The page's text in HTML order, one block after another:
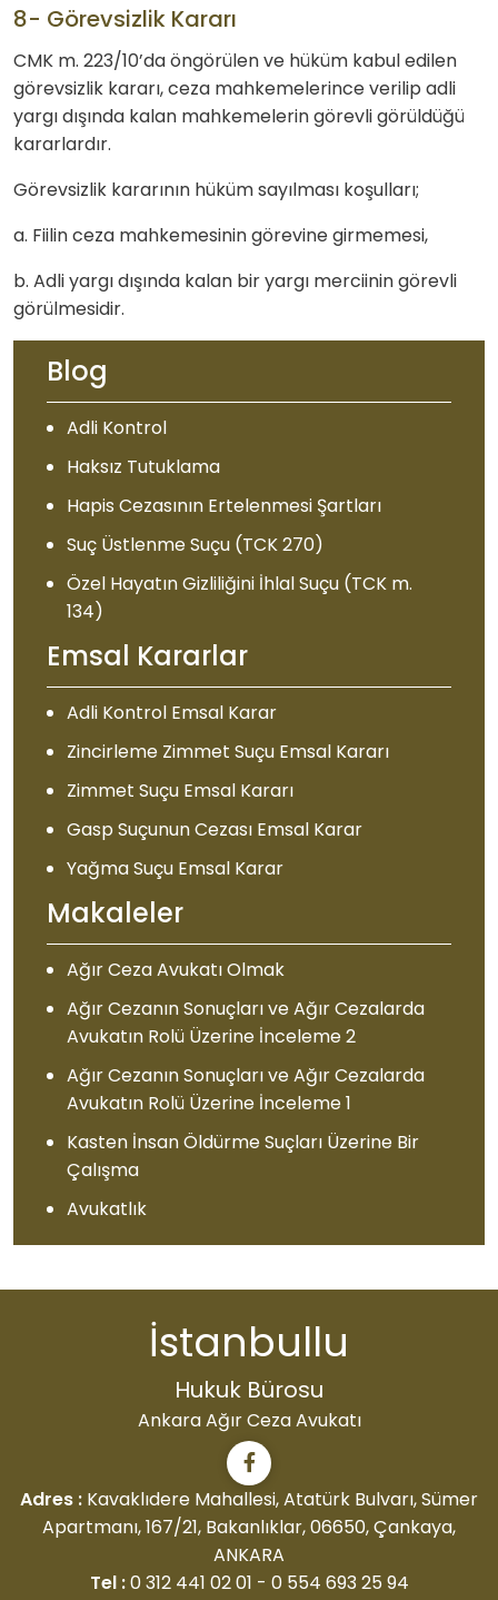
8- Görevsizlik Kararı
CMK m. 223/10’da öngörülen ve hüküm kabul edilen
görevsizlik kararı, ceza mahkemelerince verilip adli
yargı dışında kalan mahkemelerin görevli görüldüğü
kararlardır.
Görevsizlik kararının hüküm sayılması koşulları;
a. Fiilin ceza mahkemesinin görevine girmemesi,
b. Adli yargı dışında kalan bir yargı merciinin görevli
görülmesidir.
Blog
Adli Kontrol
Haksız Tutuklama
Hapis Cezasının Ertelenmesi Şartları
Suç Üstlenme Suçu (TCK 270)
Özel Hayatın Gizliliğini İhlal Suçu (TCK m.
134)
Emsal Kararlar
Adli Kontrol Emsal Karar
Zincirleme Zimmet Suçu Emsal Kararı
Zimmet Suçu Emsal Kararı
Gasp Suçunun Cezası Emsal Karar
Yağma Suçu Emsal Karar
Makaleler
Ağır Ceza Avukatı Olmak
Ağır Cezanın Sonuçları ve Ağır Cezalarda
Avukatın Rolü Üzerine İnceleme 2
Ağır Cezanın Sonuçları ve Ağır Cezalarda
Avukatın Rolü Üzerine İnceleme 1
Kasten İnsan Öldürme Suçları Üzerine Bir
Çalışma
Avukatlık
İstanbullu
Hukuk Bürosu
Ankara Ağır Ceza Avukatı
Adres : Kavaklıdere Mahallesi, Atatürk Bulvarı,Sümer
Apartmanı, 167/21, Bakanlıklar, 06650, Çankaya,
ANKARA
Tel :0 312 441 02 01 - 0 554 693 25 94